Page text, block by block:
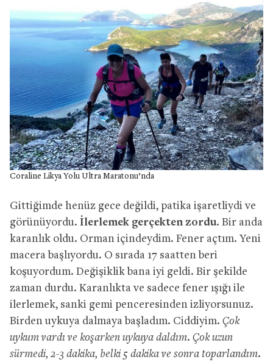
Coraline Likya Yolu Ultra Maratonu’nda
Gittiğimde henüz gece değildi, patika işaretliydi ve
görünüyordu. İlerlemek gerçekten zordu. Bir anda
karanlık oldu. Orman içindeydim. Fener açtım. Yeni
macera başlıyordu. O sırada 17 saatten beri
koşuyordum. Değişiklik bana iyi geldi. Bir şekilde
zaman durdu. Karanlıkta ve sadece fener ışığı ile
ilerlemek, sanki gemi penceresinden izliyorsunuz.
Birden uykuya dalmaya başladım. Ciddiyim. Çok
uykum vardı ve koşarken uykuya daldım. Çok uzun
sürmedi, 2-3 dakika, belki 5 dakika ve sonra toparlandım.